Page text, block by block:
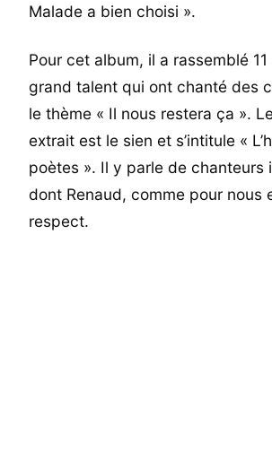
Malade a bien choisi ».
Pour cet album, il a rassemblé
grand talent qui ont chanté des
le thème « Il nous restera ça ».
extrait est le sien et s’intitule «
poètes ». Il y parle de chanteurs
dont Renaud, comme pour nous
respect.